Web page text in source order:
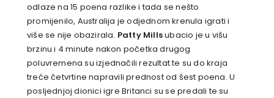
odlaze na 15 poena razlike i tada se nešto
promijenilo, Australija je odjednom krenula igrati i
više se nije obazirala. Patty Millsubacio je u višu
brzinu i 4 minute nakon početka drugog
poluvremena su izjednačili rezultat te su do kraja
treće četvrtine napravili prednost od šest poena. U
posljednjoj dionici igre Britanci su se predali te su